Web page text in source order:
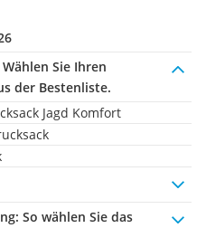
Wählen Sie Ihren
der Bestenliste.
Jagd Komfort
: So wählen Sie das